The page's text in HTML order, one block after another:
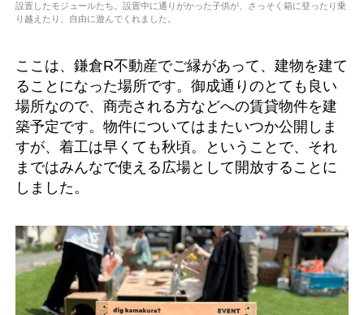
設置したモジュールたち。設置中に通りがかった子供が、さっそく箱に登ったり乗
り越えたり、自由に遊んでくれました。
ここは、鎌倉R不動産でご縁があって、建物を建て
ることになった場所です。御成通りのとても良い
場所なので、商売される方などへの賃貸物件を建
築予定です。物件についてはまたいつか公開しま
すが、着工は早くても秋頃。ということで、それ
まではみんなで使える広場として開放することに
しました。